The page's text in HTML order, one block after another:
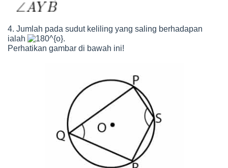
4. Jumlah pada sudut keliling yang saling berhadapan
ialah
.
Perhatikan gambar di bawah ini!